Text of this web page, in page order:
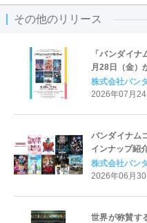
その他のリリース
「バンダイ
月28日（金）
株式会社バン
2026年07月
バンダイナム
インナップ紹
株式会社バン
2026年06月
世界が称賛す